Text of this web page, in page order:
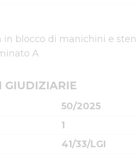
in blocco di manichini e
A
GIUDIZIARIE
50/2025
1
41/33/LGI